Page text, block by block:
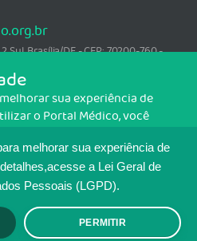
melhorar sua experiência de
a Lei Geral de
Pessoais (LGPD).
PERMITIR
Sul, Brasília/DF - CEP: 70200-760 -
reservados.
DE
sua experiência de
o Portal Médico, você
sobre como isso é feito, acesse
concorda, clique em ACEITO.
ACEITO